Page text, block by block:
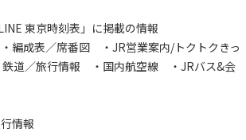
東京時刻表」に掲載の情報
編成表／席番図 ・JR営業案内/トクトクきっ
道／旅行情報 ・国内航空線 ・JRバス&会
情報